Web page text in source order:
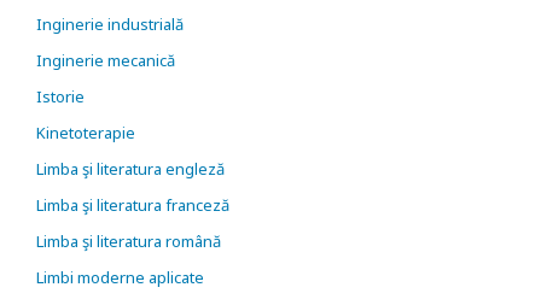
Inginerie industrială
Inginerie mecanică
Istorie
Kinetoterapie
Limba şi literatura engleză
Limba şi literatura franceză
Limba şi literatura română
Limbi moderne aplicate